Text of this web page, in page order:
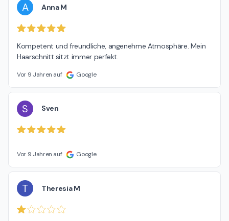
A Anna M
Kompetent und freundliche, angenehme Atmosphäre. Mein
Haarschnitt sitzt immer perfekt.
Vor 9 Jahren auf Google
S Sven
Vor 9 Jahren auf Google
T Theresia M